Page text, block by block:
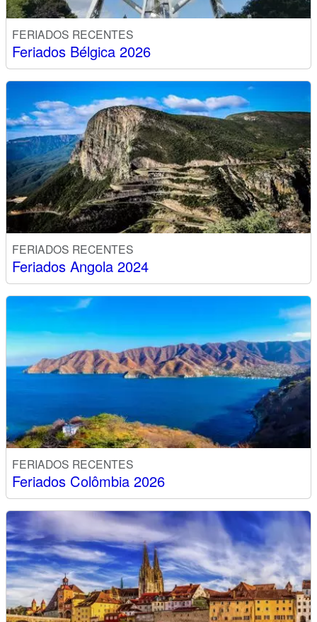
FERIADOS RECENTES
Feriados Bélgica 2026
FERIADOS RECENTES
Feriados Angola 2024
FERIADOS RECENTES
Feriados Colômbia 2026